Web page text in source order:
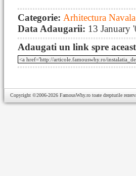
Categorie: Arhitectura Navala
Data Adaugarii: 13 January
Adaugati un link spre
Copyright ©2006-2026 FamousWhy.ro toate drepturile